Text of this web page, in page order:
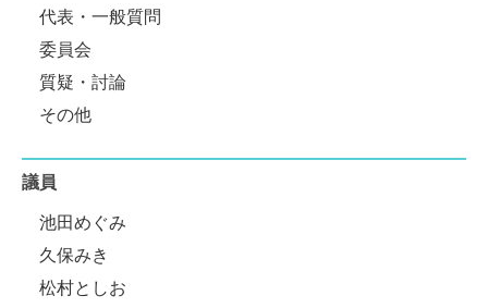
代表・一般質問
委員会
質疑・討論
その他
議員
池田めぐみ
久保みき
松村としお